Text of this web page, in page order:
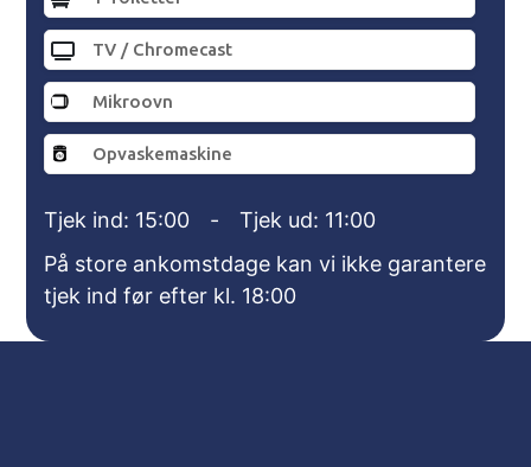
TV / Chromecast
Mikroovn
Opvaskemaskine
Tjek ind: 15:00 -
Tjek ud: 11:00
På store ankomstdage kan vi ikke garantere
tjek ind før efter kl. 18:00